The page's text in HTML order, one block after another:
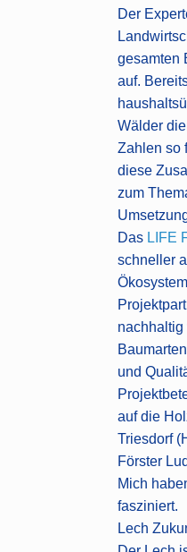
Der
gesamten
auf.
Wälder
Zahlen so
diese
zum
Das LIFE
schneller
nachhaltig
und
auf die
Triesdorf
Förster
Mich
fasziniert.
Lech